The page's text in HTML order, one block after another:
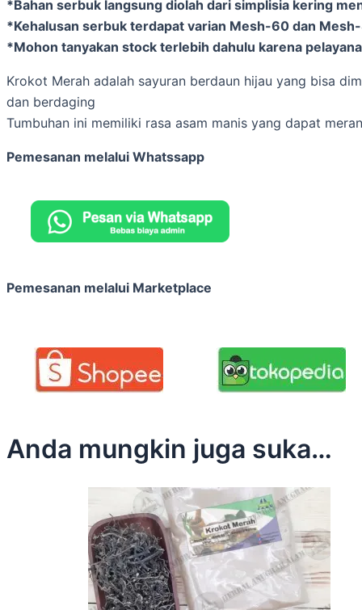
*Bahan serbuk langsung diolah dari simplisia kering
*Kehalusan serbuk terdapat varian Mesh-60 dan
*Mohon tanyakan stock terlebih dahulu karena
Krokot Merah adalah sayuran berdaun hijau yang bisa
dan berdaging
Tumbuhan ini memiliki rasa asam manis yang dapat
Pemesanan melalui Whatssapp
Pemesanan melalui Marketplace
Anda mungkin juga suka…